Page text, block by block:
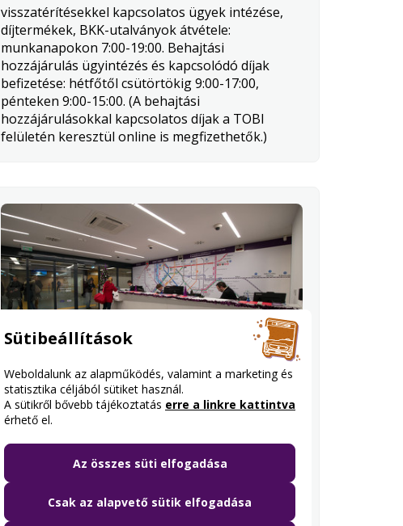
visszatérítésekkel kapcsolatos ügyek intézése,
díjtermékek, BKK-utalványok átvétele:
munkanapokon 7:00-19:00. Behajtási
hozzájárulás ügyintézés és kapcsolódó díjak
befizetése: hétfőtől csütörtökig 9:00-17:00,
pénteken 9:00-15:00. (A behajtási
hozzájárulásokkal kapcsolatos díjak a TOBI
felületén keresztül online is megfizethetők.)
Kőbánya-Kispest ügyfélközpont
Budapest, XIX. kerület, metróállomás,
Nyitvatartás
07:00 - 19:00
Sütibeállítások
Weboldalunk az alapműködés, valamint a marketing és
statisztika céljából sütiket használ.
A sütikről bővebb tájékoztatás erre a linkre kattintva
érhető el.
Az összes süti elfogadása
Csak az alapvető sütik elfogadása